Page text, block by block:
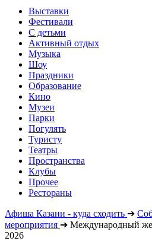
Выставки
Фестивали
С детьми
Активный отдых
Музыка
Шоу
Праздники
Образование
Кино
Музеи
Парки
Погулять
Туристу
Театры
Пространства
Клубы
Прочее
Рестораны
Афиша Казани - куда сходить ➔
мероприятия ➔ Международный
2026